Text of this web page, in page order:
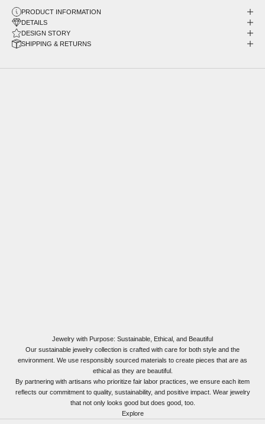
PRODUCT INFORMATION
DETAILS
DESIGN STORY
SHIPPING & RETURNS
Jewelry with Purpose: Sustainable, Ethical, and Beautiful
Our sustainable jewelry collection is crafted with care for both style and the
environment. We use responsibly sourced materials to create pieces that are as
ethical as they are beautiful.
By partnering with artisans who prioritize fair labor practices, we ensure each item
reflects our commitment to quality, sustainability, and positive impact. Wear jewelry
that not only looks good but does good, too.
Explore